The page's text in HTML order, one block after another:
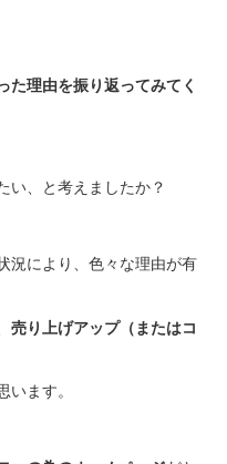
た理由を振り返ってみてく
い、と考えましたか？
況により、色々な理由が有
売り上げアップ（またはコ
います。